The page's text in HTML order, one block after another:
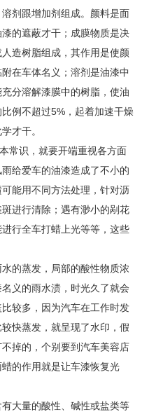
剂跟增加剂组成。颜料是面
的遮蔽才干；成膜物质是决
造树脂组成，其作用是使颜
在车体名义；溶剂是油漆中
分溶解漆膜中的树脂，使油
例不超过5%，起着加速干燥
才干。
常识，就要开端重视各方面
给爱车的油漆造成了不小的
能用不同方法处理，针对沥
进行清除；遇有渺小的剐花
行全车打蜡上光等等，这些
的蒸发，局部的酸性物质浓
义的雨水渍，时光久了就会
较多，因为汽车在工作时发
快蒸发，就呈现了水印，假
掉的，个别要到汽车美容店
的作用就是让车漆恢复光
大量的酸性、碱性或盐类等